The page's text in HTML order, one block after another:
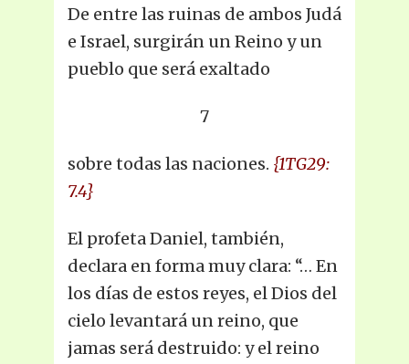
De entre las ruinas de ambos Judá
e Israel, surgirán un Reino y un
pueblo que será exaltado
7
sobre todas las naciones. {1TG29:
7.4}
El profeta Daniel, también,
declara en forma muy clara: “… En
los días de estos reyes, el Dios del
cielo levantará un reino, que
jamas será destruido: y el reino